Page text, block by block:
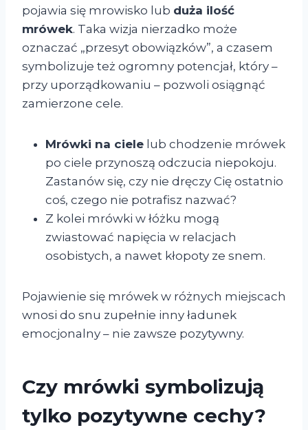
pojawia się mrowisko lub duża ilość
mrówek. Taka wizja nierzadko może
oznaczać „przesyt obowiązków”, a czasem
symbolizuje też ogromny potencjał, który –
przy uporządkowaniu – pozwoli osiągnąć
zamierzone cele.
Mrówki na ciele lub chodzenie mrówek
po ciele przynoszą odczucia niepokoju.
Zastanów się, czy nie dręczy Cię ostatnio
coś, czego nie potrafisz nazwać?
Z kolei mrówki w łóżku mogą
zwiastować napięcia w relacjach
osobistych, a nawet kłopoty ze snem.
Pojawienie się mrówek w różnych miejscach
wnosi do snu zupełnie inny ładunek
emocjonalny – nie zawsze pozytywny.
Czy mrówki symbolizują
tylko pozytywne cechy?